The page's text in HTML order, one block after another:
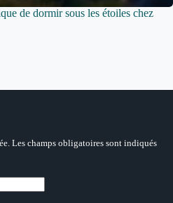
de dormir sous les étoiles chez
Les champs obligatoires sont indiqués